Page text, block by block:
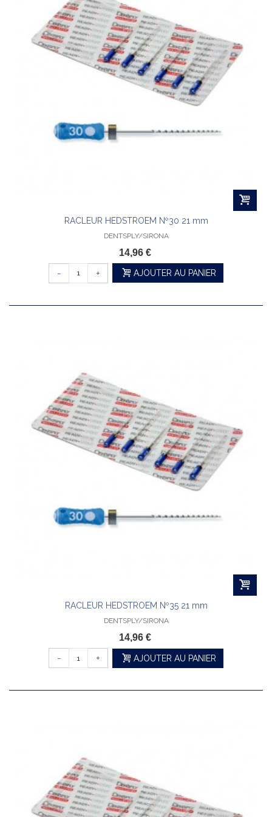
RACLEUR HEDSTROEM Nº30 21 mm
DENTSPLY/SIRONA
14,96 €
- + AJOUTER AU PANIER
RACLEUR HEDSTROEM Nº35 21 mm
DENTSPLY/SIRONA
14,96 €
- + AJOUTER AU PANIER